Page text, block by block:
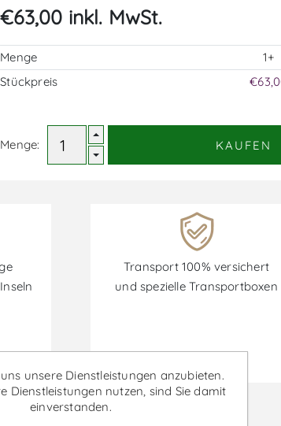
€63,00 inkl. MwSt.
Menge 1+
Stückpreis
Menge: KAUFEN
Transport 100% versichert
und spezielle Transportboxen
30/06/2026 bis zum 30/09/2026 verfügbar.
unsere Dienstleistungen anzubieten.
Dienstleistungen nutzen, sind Sie damit
einverstanden.